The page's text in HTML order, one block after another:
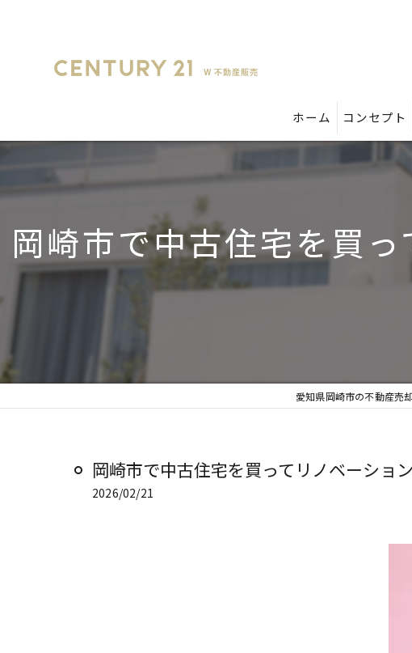
ホーム コンセプト
岡崎市で中古住宅を買
愛知県岡崎市の不動産売
岡崎市で中古住宅を買ってリノベーシ
2026/02/21